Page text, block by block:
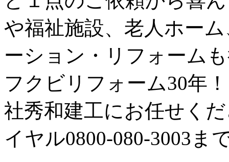
や福祉施設、老人ホー
ーション・リフォーム
フクビリフォーム30年
社秀和建工にお任せく
イヤル0800-080-3003ま